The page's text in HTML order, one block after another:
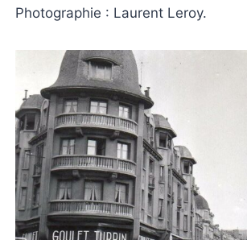
Photographie : Laurent Leroy.